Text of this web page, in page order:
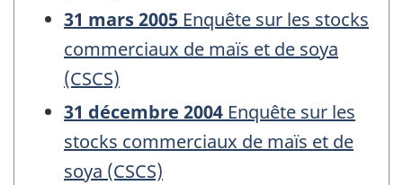
31 mars 2005 Enquête sur les stocks
commerciaux de maïs et de soya
(CSCS)
31 décembre 2004 Enquête sur les
stocks commerciaux de maïs et de
soya (CSCS)